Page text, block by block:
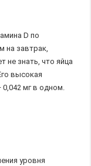
D по
на завтрак,
не знать, что яйца
высокая
0,042 мг в одном.
уровня